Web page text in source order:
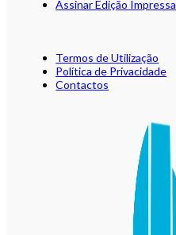
Assinar Edição Impressa
Termos de Utilização
Política de Privacidade
Contactos